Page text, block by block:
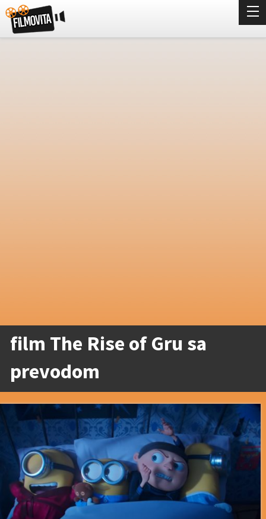
film The Rise of Gru sa
prevodom